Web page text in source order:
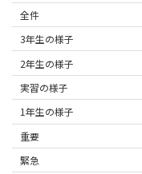
全件
3年生の様子
2年生の様子
実習の様子
1年生の様子
重要
緊急